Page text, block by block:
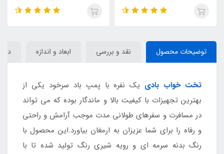
توضیحات محصول نقد و بررسی ابعاد و اندازه
تخت خواب بادی یک نفره با پمپ باد سرخود یکی از
بهترین تجهیزات با کیفیت بالا و ماندگار بوده که می تواند
در مسافرت و سفرهای طولانی مدت موجب آرامش و راحتی
و رفاه را برای شما عزیزان به ارمغان بیاورد.این محصول با
رنگ بدنه سرمه ای و رویه شیری رنگ تولید شده تا با